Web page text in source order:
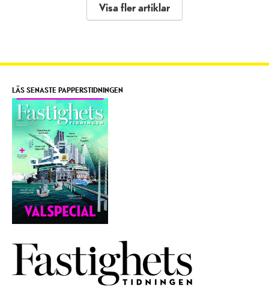
Visa fler artiklar
LÄS SENASTE PAPPERSTIDNINGEN